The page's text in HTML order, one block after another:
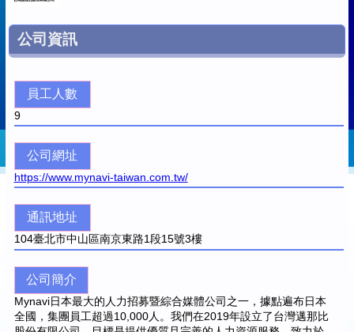
公司資訊
員工人數
9
公司網址
https://www.mynavi-taiwan.com.tw/
通訊地址
104臺北市中山區南京東路1段15號3樓
公司簡介
Mynavi日本最大的人力招募暨綜合媒體公司之一，據點遍布日本
全國，集團員工超過10,000人。我們在2019年設立了台灣邁那比